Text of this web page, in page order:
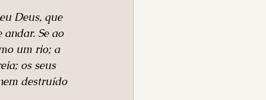
Deus, que
Se ao
um rio; a
os seus
destruído